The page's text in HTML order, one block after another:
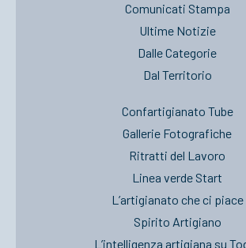
Comunicati Stampa
Ultime Notizie
Dalle Categorie
Dal Territorio
Confartigianato Tube
Gallerie Fotografiche
Ritratti del Lavoro
Linea verde Start
L’artigianato che ci piace
Spirito Artigiano
L’intelligenza artigiana su